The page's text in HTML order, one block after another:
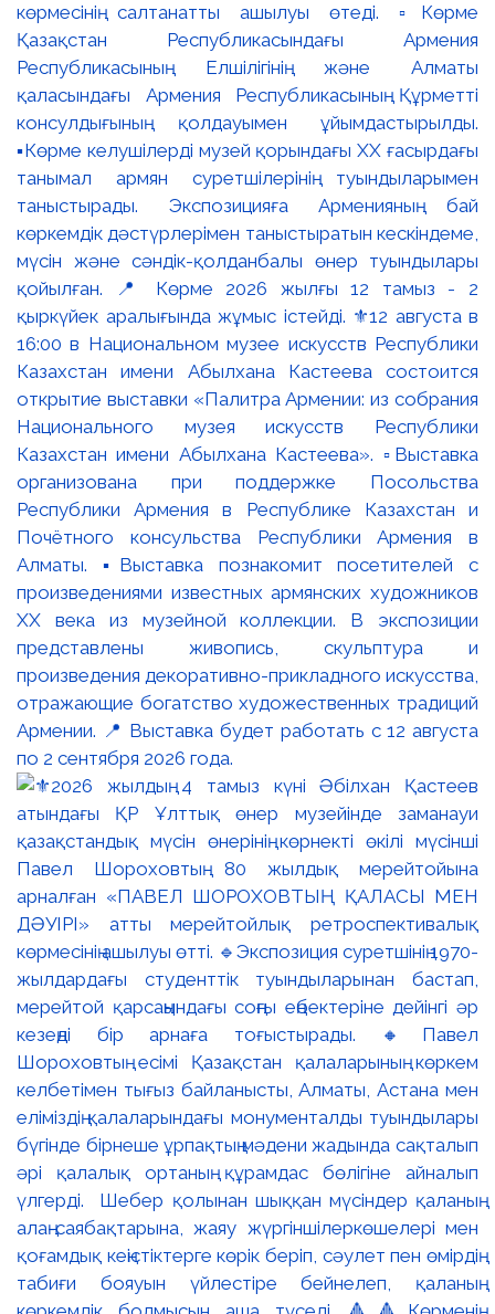
көрмесінің салтанатты ашылуы өтеді. ▫️Көрме
Қазақстан Республикасындағы Армения
Республикасының Елшілігінің және Алматы
қаласындағы Армения Республикасының Құрметті
консулдығының қолдауымен ұйымдастырылды.
▪️Көрме келушілерді музей қорындағы ХХ ғасырдағы
танымал армян суретшілерінің туындыларымен
таныстырады. Экспозицияға Арменияның бай
көркемдік дәстүрлерімен таныстыратын кескіндеме,
мүсін және сәндік-қолданбалы өнер туындылары
қойылған. 📍 Көрме 2026 жылғы 12 тамыз - 2
қыркүйек аралығында жұмыс істейді. ⚜️12 августа в
16:00 в Национальном музее искусств Республики
Казахстан имени Абылхана Кастеева состоится
открытие выставки «Палитра Армении: из собрания
Национального музея искусств Республики
Казахстан имени Абылхана Кастеева». ▫️Выставка
организована при поддержке Посольства
Республики Армения в Республике Казахстан и
Почётного консульства Республики Армения в
Алматы. ▪️Выставка познакомит посетителей с
произведениями известных армянских художников
XX века из музейной коллекции. В экспозиции
представлены живопись, скульптура и
произведения декоративно-прикладного искусства,
отражающие богатство художественных традиций
Армении. 📍 Выставка будет работать с 12 августа
по 2 сентября 2026 года.